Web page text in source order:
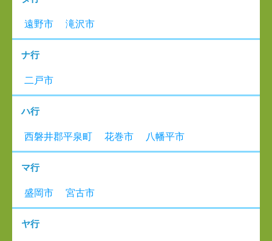
遠野市 滝沢市
ナ行
二戸市
ハ行
西磐井郡平泉町 花巻市 八幡平市
マ行
盛岡市 宮古市
ヤ行